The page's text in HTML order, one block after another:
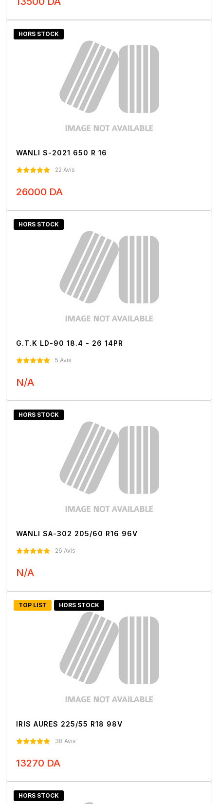
HORS STOCK
WANLI S-2021 650 R 16
22 Avis
26000 DA
HORS STOCK
G.T.K LD-90 18.4 - 26 14PR
5 Avis
N/A
HORS STOCK
WANLI SA-302 205/60 R16 96V
26 Avis
N/A
TOP LIST HORS STOCK
IRIS AURES 225/55 R18 98V
38 Avis
13270 DA
HORS STOCK